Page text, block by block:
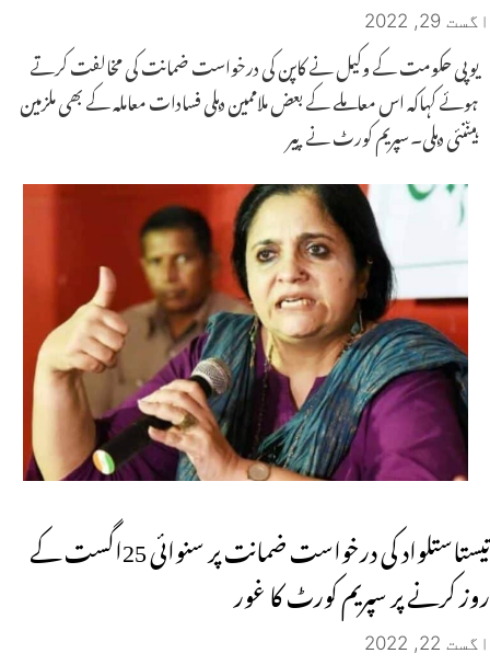
اگست 29, 2022
یوپی حکومت کے وکیل نے کاپن کی درخواست ضمانت کی مخالفت کرتے
ہوئے کہاکہ اس معاملے کے بعض ملاممین دہلی فسادات معاملہ کے بھی ملزمین
ہیںنئی دہلی۔سپریم کورٹ نے پیر
تیستاستلواد کی درخواست ضمانت پر سنوائی 25اگست کے
روز کرنے پر سپریم کورٹ کا غور
اگست 22, 2022